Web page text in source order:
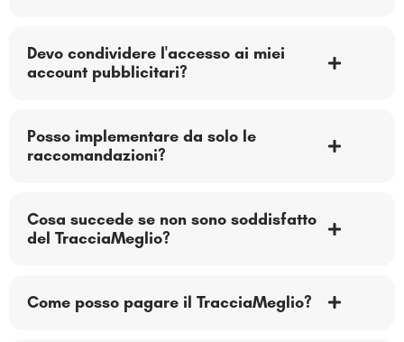
Devo condividere l'accesso ai miei
account pubblicitari?
Posso implementare da solo le
raccomandazioni?
Cosa succede se non sono soddisfatto
del TracciaMeglio?
Come posso pagare il TracciaMeglio?